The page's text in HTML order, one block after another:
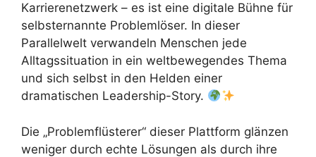
Karrierenetzwerk – es ist eine digitale Bühne für
selbsternannte Problemlöser. In dieser
Parallelwelt verwandeln Menschen jede
Alltagssituation in ein weltbewegendes Thema
und sich selbst in den Helden einer
dramatischen Leadership-Story.
Die „Problemflüsterer“ dieser Plattform glänzen
weniger durch echte Lösungen als durch ihre